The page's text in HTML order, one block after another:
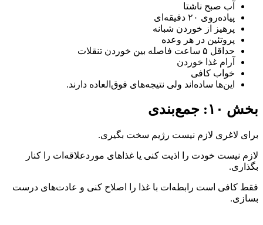
آب صبح ناشتا
پیاده‌روی ۲۰ دقیقه‌ای
پرهیز از خوردن شبانه
پروتئین در هر وعده
حداقل ۵ ساعت فاصله بین خوردن تنقلات
آرام غذا خوردن
خواب کافی
این‌ها ساده‌اند ولی نتیجه‌های فوق‌العاده دارند.
بخش ۱۰: جمع‌بندی
برای لاغری لازم نیست رژیم سخت بگیری.
لازم نیست خودت را اذیت کنی یا غذاهای موردعلاقه‌ات را کنار
بگذاری.
فقط کافی است رابطه‌ات با غذا را اصلاح کنی و عادت‌های درست
بسازی.